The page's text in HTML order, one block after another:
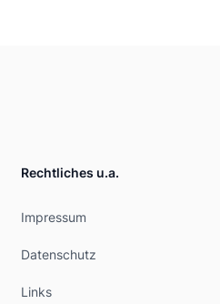
Rechtliches u.a.
Impressum
Datenschutz
Links